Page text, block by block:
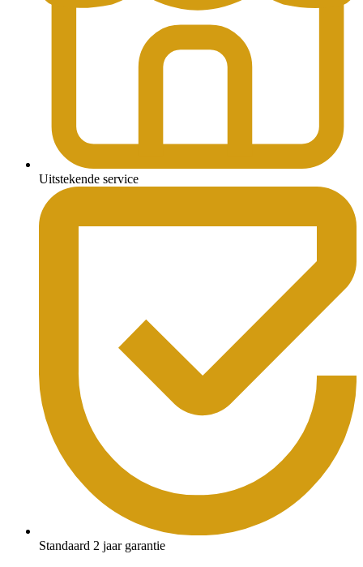
Uitstekende service
Standaard 2 jaar garantie